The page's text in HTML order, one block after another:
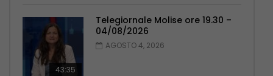
43:35
Telegiornale Molise ore 19.30 –
04/08/2026
AGOSTO 4, 2026